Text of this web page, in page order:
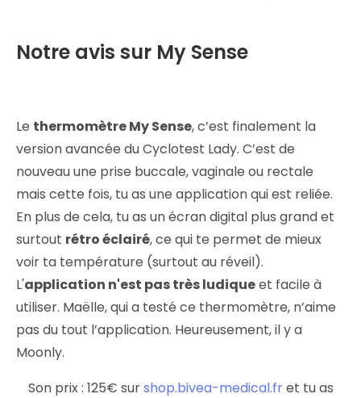
Notre avis sur My Sense
Le thermomètre My Sense, c’est finalement la
version avancée du Cyclotest Lady. C’est de
nouveau une prise buccale, vaginale ou rectale
mais cette fois, tu as une application qui est reliée.
En plus de cela, tu as un écran digital plus grand et
surtout rétro éclairé, ce qui te permet de mieux
voir ta température (surtout au réveil).
L'application n'est pas très ludiqueet facile à
utiliser. Maëlle, qui a testé ce thermomètre, n’aime
pas du tout l’application. Heureusement, il y a
Moonly.
Son prix : 125€ surshop.bivea-medical.fret tu as